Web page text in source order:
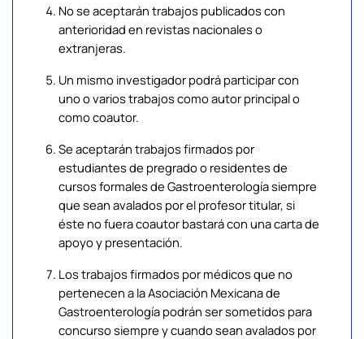
No se aceptarán trabajos publicados con
anterioridad en revistas nacionales o
extranjeras.
Un mismo investigador podrá participar con
uno o varios trabajos como autor principal o
como coautor.
Se aceptarán trabajos firmados por
estudiantes de pregrado o residentes de
cursos formales de Gastroenterología siempre
que sean avalados por el profesor titular, si
éste no fuera coautor bastará con una carta de
apoyo y presentación.
Los trabajos firmados por médicos que no
pertenecen a la Asociación Mexicana de
Gastroenterología podrán ser sometidos para
concurso siempre y cuando sean avalados por